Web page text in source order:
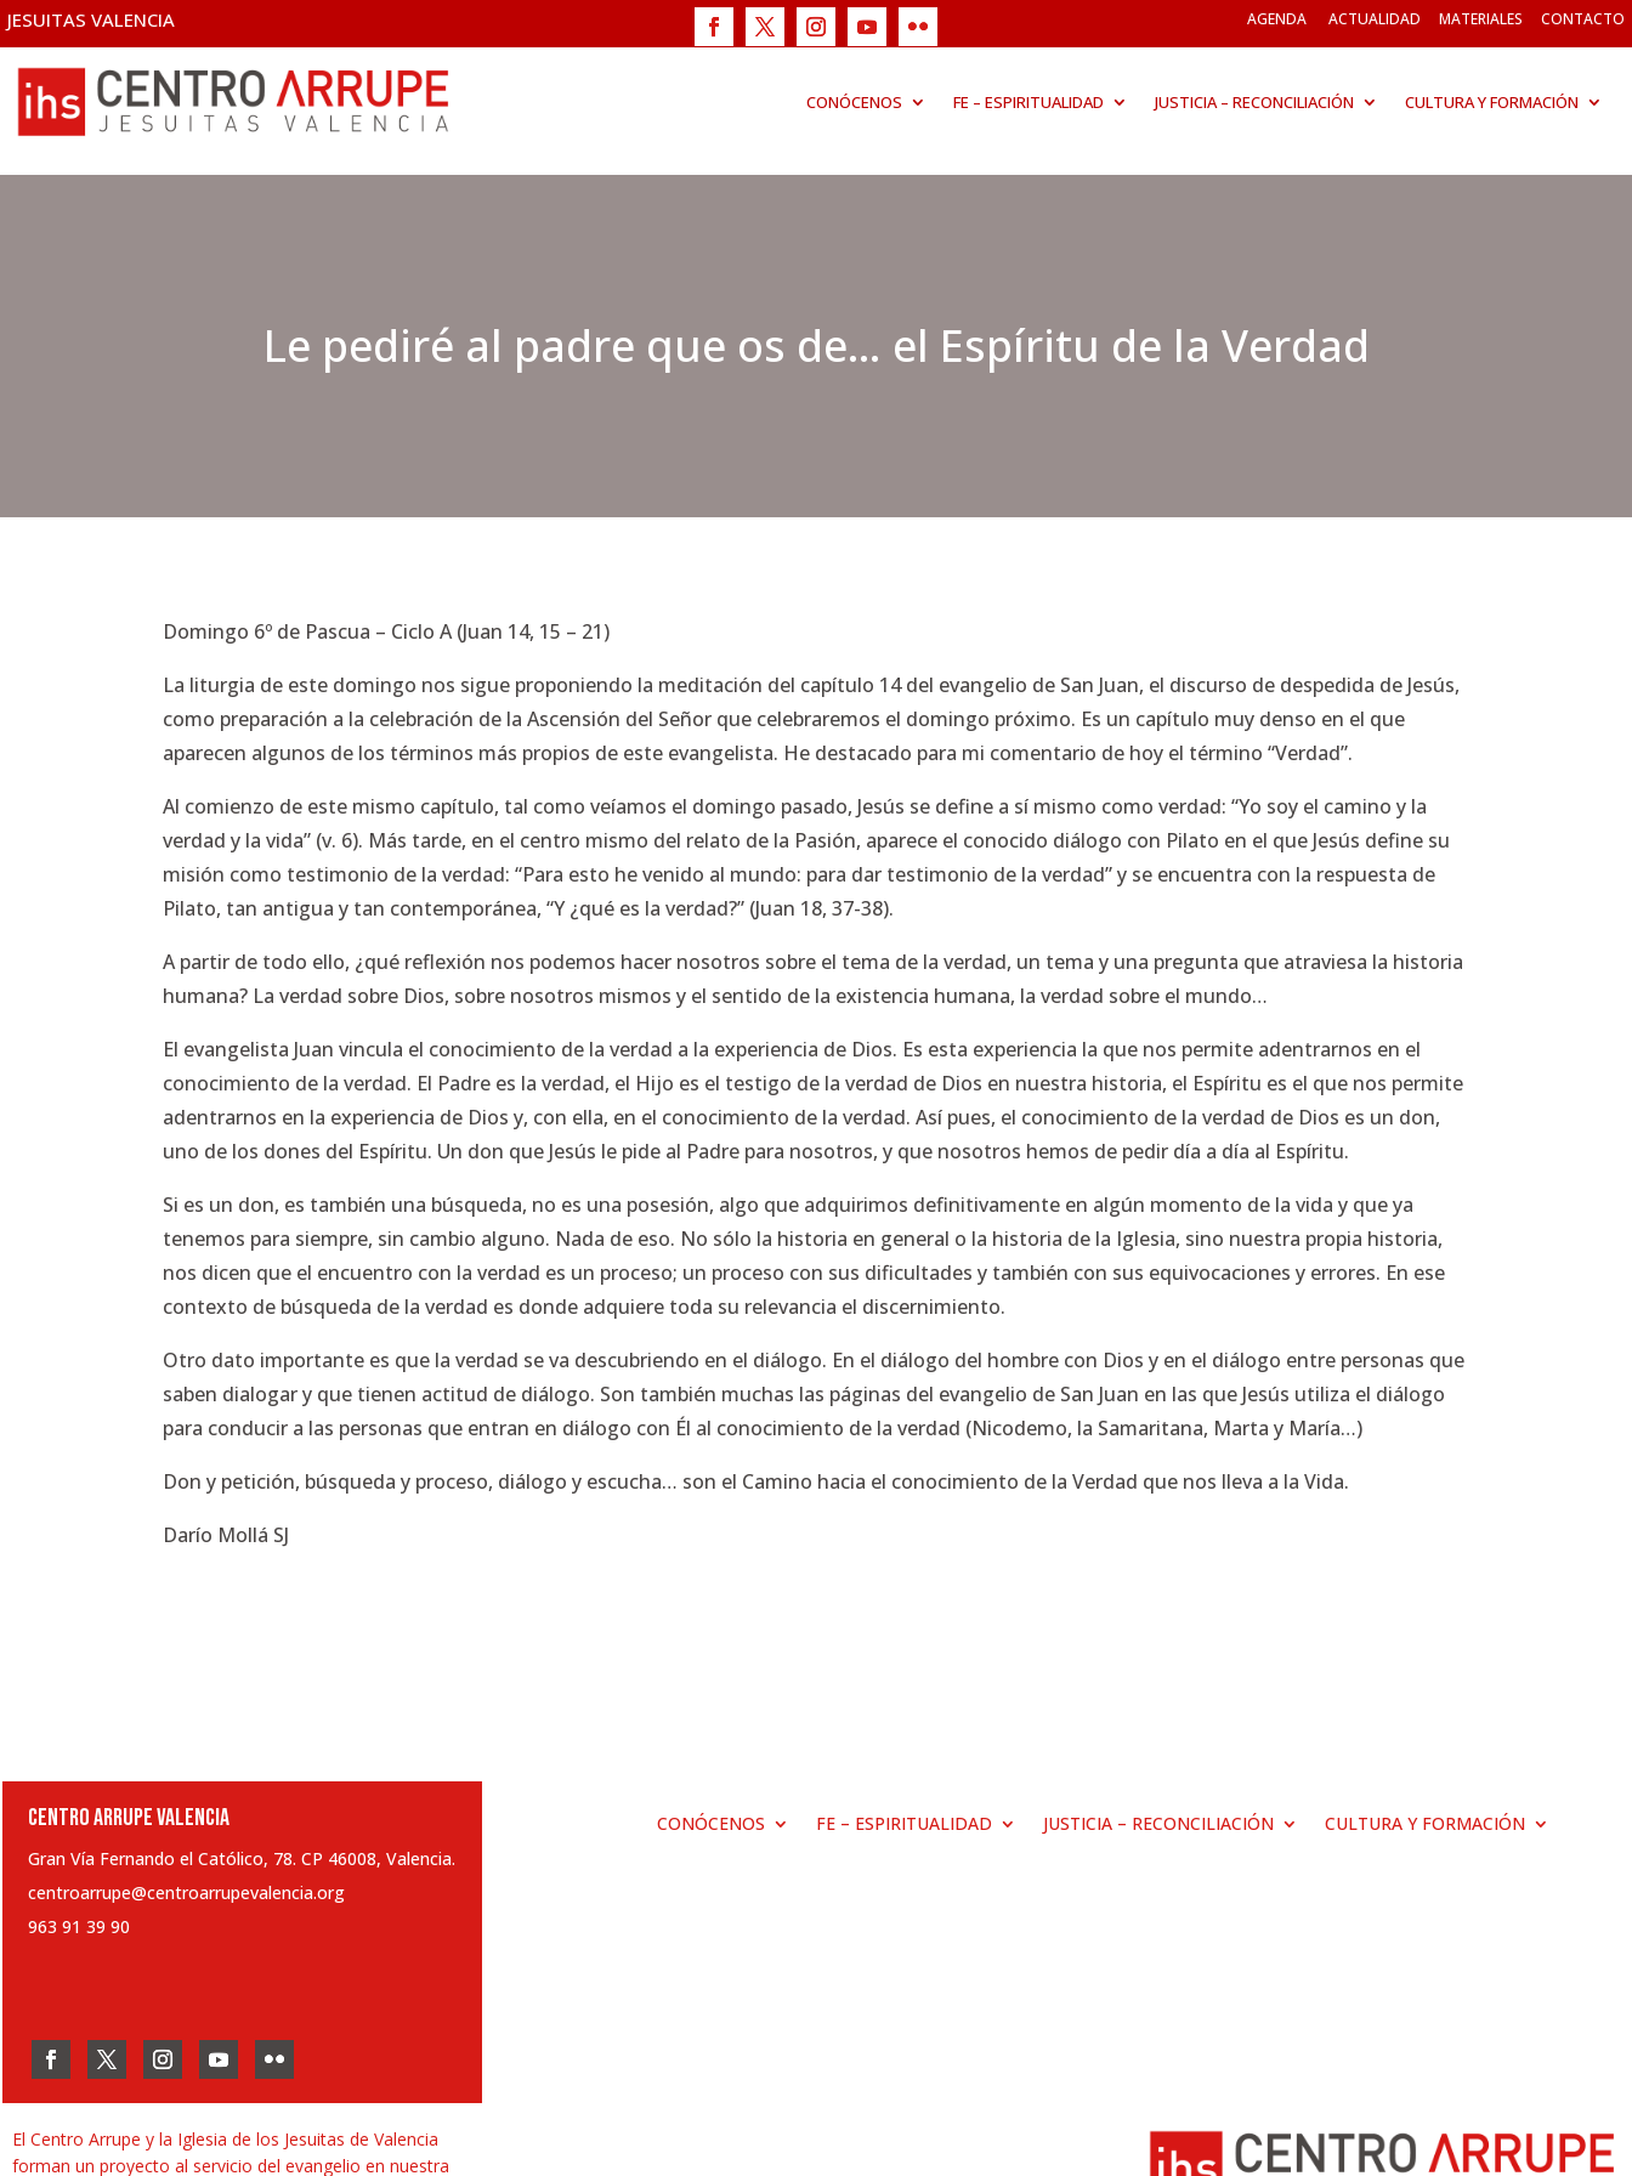
JESUITAS VALENCIA AGENDA ACTUALIDAD MATERIALES CONTACTO
CONÓCENOS FE – ESPIRITUALIDAD JUSTICIA – RECONCILIACIÓN CULTURA Y FORMACIÓN
Le pediré al padre que os de… el Espíritu de la Verdad
Domingo 6º de Pascua – Ciclo A (Juan 14, 15 – 21)
La liturgia de este domingo nos sigue proponiendo la meditación del capítulo 14 del evangelio de San Juan, el discurso de despedida de Jesús,
como preparación a la celebración de la Ascensión del Señor que celebraremos el domingo próximo. Es un capítulo muy denso en el que
aparecen algunos de los términos más propios de este evangelista. He destacado para mi comentario de hoy el término “Verdad”.
Al comienzo de este mismo capítulo, tal como veíamos el domingo pasado, Jesús se define a sí mismo como verdad: “Yo soy el camino y la
verdad y la vida” (v. 6). Más tarde, en el centro mismo del relato de la Pasión, aparece el conocido diálogo con Pilato en el que Jesús define su
misión como testimonio de la verdad:“Para esto he venido al mundo: para dar testimonio de la verdad”y se encuentra con la respuesta de
Pilato, tan antigua y tan contemporánea,“Y ¿qué es la verdad?” (Juan 18, 37-38).
A partir de todo ello, ¿qué reflexión nos podemos hacer nosotros sobre el tema de la verdad, un tema y una pregunta que atraviesa la historia
humana? La verdad sobre Dios, sobre nosotros mismos y el sentido de la existencia humana, la verdad sobre el mundo…
El evangelista Juan vincula el conocimiento de la verdad a la experiencia de Dios. Es esta experiencia la que nos permite adentrarnos en el
conocimiento de la verdad. El Padre es la verdad, el Hijo es el testigo de la verdad de Dios en nuestra historia, el Espíritu es el que nos permite
adentrarnos en la experiencia de Dios y, con ella, en el conocimiento de la verdad. Así pues, el conocimiento de la verdad de Dios es un don,
uno de los dones del Espíritu. Un don que Jesús le pide al Padre para nosotros, y que nosotros hemos de pedir día a día al Espíritu.
Si es un don, es también una búsqueda, no es una posesión, algo que adquirimos definitivamente en algún momento de la vida y que ya
tenemos para siempre, sin cambio alguno. Nada de eso. No sólo la historia en general o la historia de la Iglesia, sino nuestra propia historia,
nos dicen que el encuentro con la verdad es un proceso; un proceso con sus dificultades y también con sus equivocaciones y errores. En ese
contexto de búsqueda de la verdad es donde adquiere toda su relevancia el discernimiento.
Otro dato importante es que la verdad se va descubriendo en el diálogo. En el diálogo del hombre con Dios y en el diálogo entre personas que
saben dialogar y que tienen actitud de diálogo. Son también muchas las páginas del evangelio de San Juan en las que Jesús utiliza el diálogo
para conducir a las personas que entran en diálogo con Él al conocimiento de la verdad (Nicodemo, la Samaritana, Marta y María…)
Don y petición, búsqueda y proceso, diálogo y escucha… son el Camino hacia el conocimiento de la Verdad que nos lleva a la Vida.
Darío Mollá SJ
CENTRO ARRUPE VALENCIA
Gran Vía Fernando el Católico, 78. CP 46008, Valencia.
centroarrupe@centroarrupevalencia.org
963 91 39 90
CONÓCENOS FE – ESPIRITUALIDAD JUSTICIA – RECONCILIACIÓN CULTURA Y FORMACIÓN
El Centro Arrupe y la Iglesia de los Jesuitas de Valencia
forman un proyecto al servicio del evangelio en nuestra